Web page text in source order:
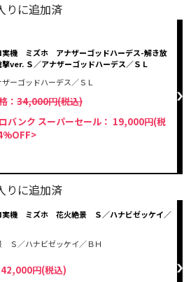
りに追加済
実機 ミズホ アナザーゴッドハーデス-解き放
撃ver. Ｓ／アナザーゴッドハーデス／ＳＬ
ーゴッドハーデス／ＳＬ
： 34,000円(税込)
バンク スーパーセール： 19,000円(税
りに追加済
実機 ミズホ 花火絶景 Ｓ／ハナビゼッケイ／
Ｓ／ハナビゼッケイ／ＢＨ
円(税込)